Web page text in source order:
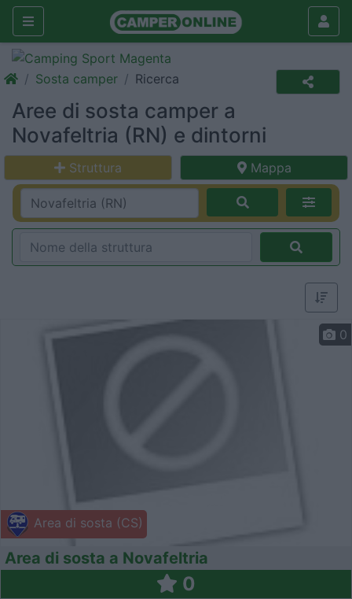
Sosta camper Ricerca
Aree di sosta camper a
Novafeltria (RN) e dintorni
Struttura Mappa
Area di sosta (CS)
0
Area di sosta a Novafeltria
0